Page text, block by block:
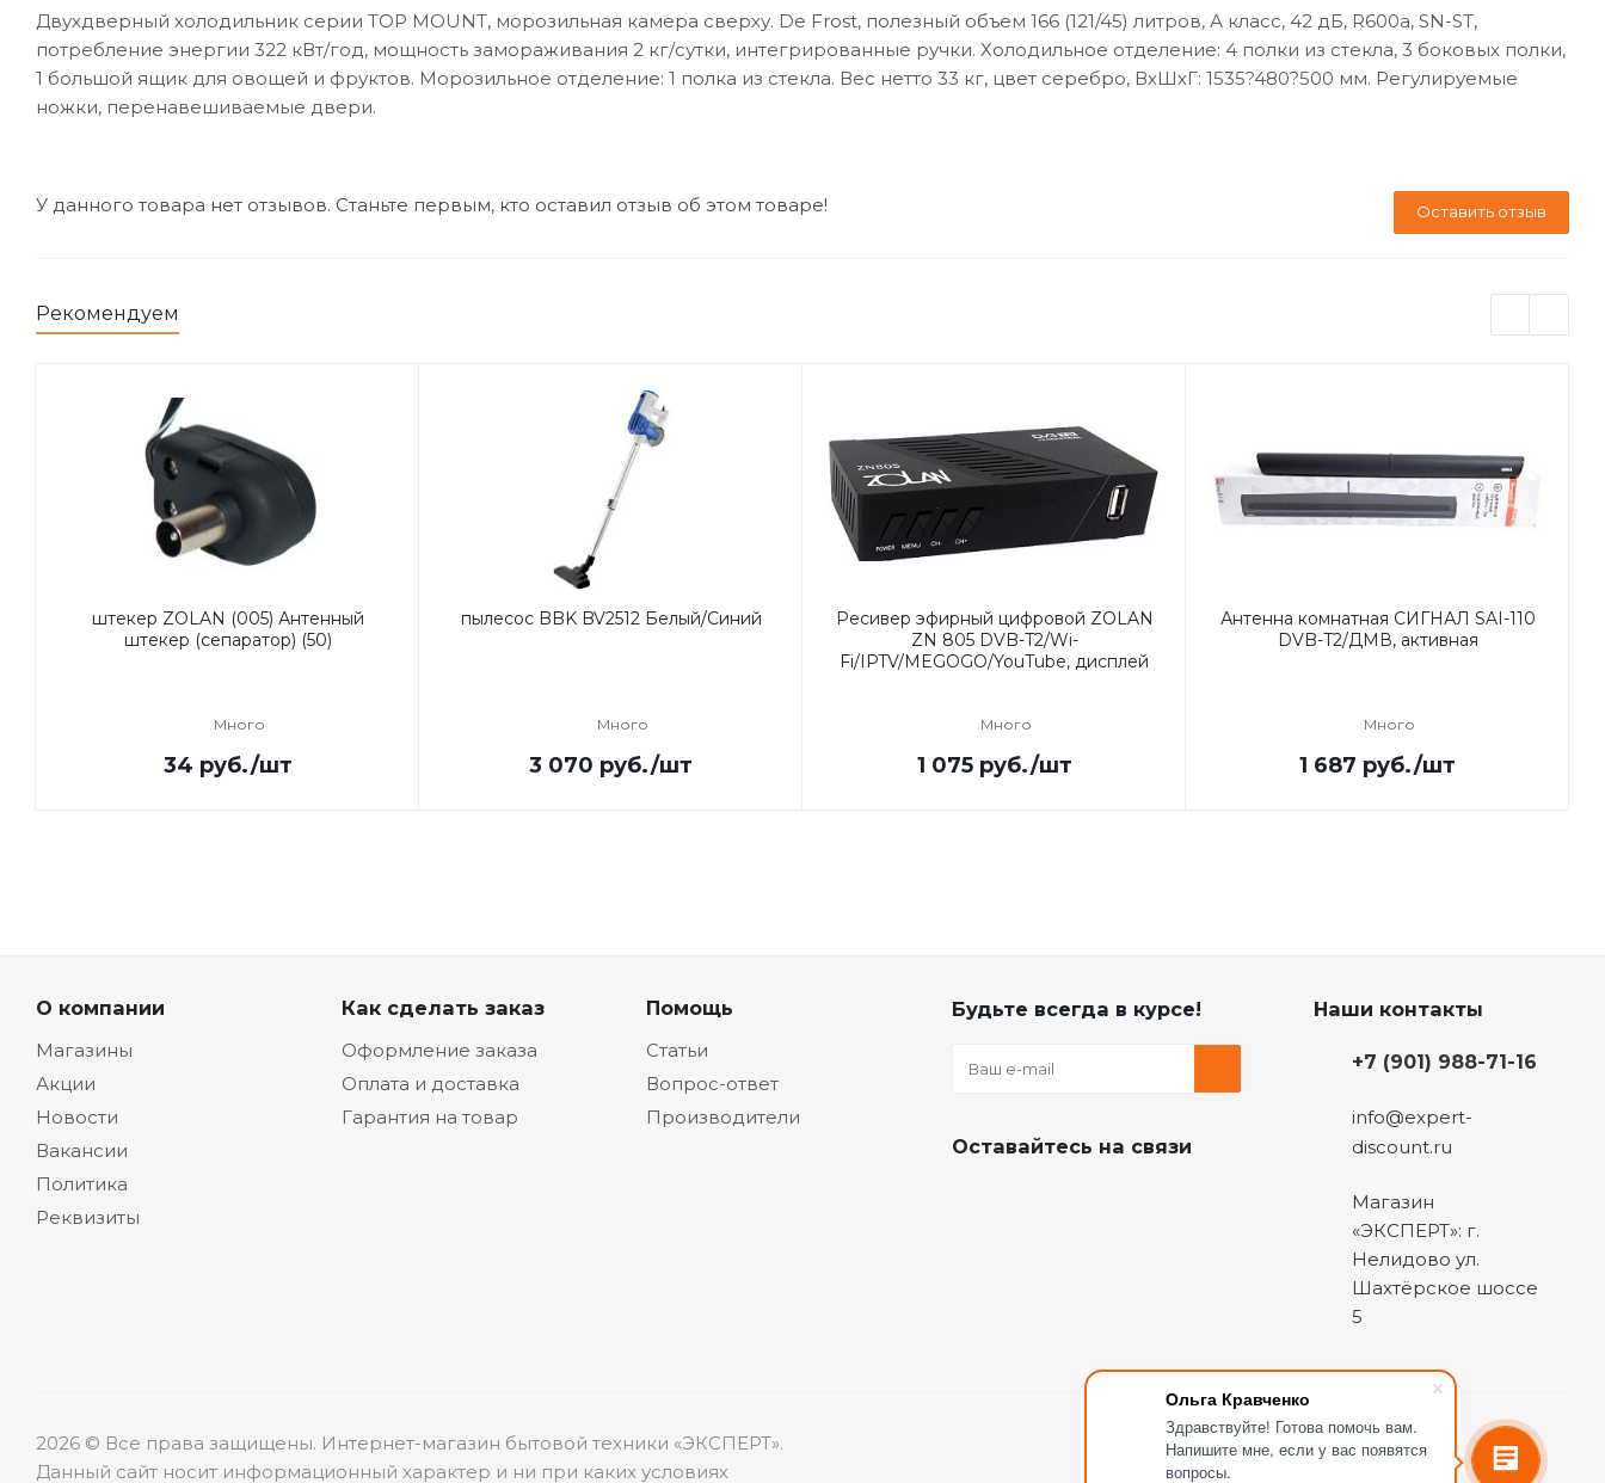
Ольга Кравченко
Здравствуйте! Готова помочь вам.
Напишите мне, если у вас появятся
вопросы.
Двухдверный холодильник серии TOP MOUNT, морозильная камера сверху. De Frost, полезный объем 166 (121/45) литров, А класс, 42 дБ, R600а, SN-ST,
потребление энергии 322 кВт/год, мощность замораживания 2 кг/сутки, интегрированные ручки. Холодильное отделение: 4 полки из стекла, 3 боковых полки,
1 большой ящик для овощей и фруктов. Морозильное отделение: 1 полка из стекла. Вес нетто 33 кг, цвет серебро, ВхШхГ: 1535?480?500 мм. Регулируемые
ножки, перенавешиваемые двери.
Оставить отзыв
У данного товара нет отзывов. Станьте первым, кто оставил отзыв об этом товаре!
Рекомендуем
штекер ZOLAN (005) Антенный
штекер (сепаратор) (50)
Много
34 руб./шт
пылесос BBK BV2512 Белый/Синий
Много
3 070 руб./шт
Ресивер эфирный цифровой ZOLAN
ZN 805 DVB-T2/Wi-
Fi/IPTV/MEGOGO/YouTube, дисплей
Много
1 075руб./шт
Антенна комнатная СИГНАЛ SAI-110
DVB-T2/ДМВ, активная
Много
1 687 руб./шт
О компании
Магазины
Акции
Новости
Вакансии
Политика
Реквизиты
Как сделать заказ
Оформление заказа
Оплата и доставка
Гарантия на товар
Помощь
Статьи
Вопрос-ответ
Производители
Будьте всегда в курсе!
Оставайтесь на связи
Наши контакты
+7 (901) 988-71-16
info@expert-
discount.ru
Магазин
«ЭКСПЕРТ»: г.
Нелидово ул.
Шахтёрское шоссе
5
2026 © Все права защищены. Интернет-магазин бытовой техники «ЭКСПЕРТ».
Данный сайт носит информационный характер и ни при каких условиях